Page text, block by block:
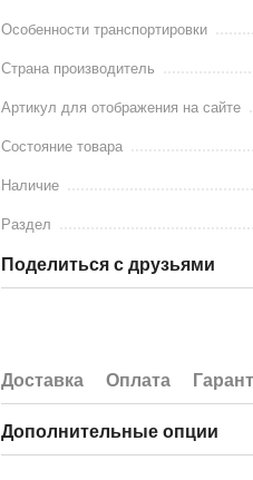
Особенности транспортировки
Страна производитель
Артикул для отображения на сайте
Состояние товара
Наличие
Раздел
Поделиться с друзьями
Доставка Оплата
Дополнительные опции